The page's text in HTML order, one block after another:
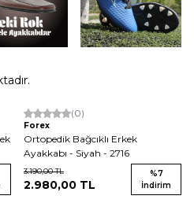
Yeni (0)
Forex
Ortopedik Bağcıklı Erkek
Ayakkabı - Siyah - 2716
3.190,00TL
2.980,00 TL
%7
İndirim